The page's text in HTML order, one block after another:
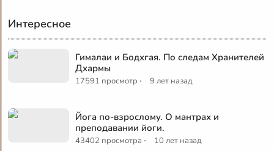
Интересное
Гималаи и Бодхгая. По следам Хранителей
Дхармы
17591 просмотр · 9 лет назад
Йога по-взрослому. О мантрах и
преподавании йоги.
43402 просмотра · 10 лет назад